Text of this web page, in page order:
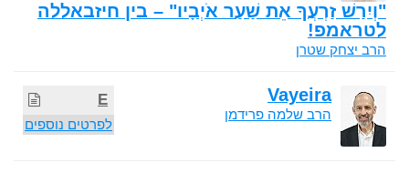
"וְיִרַשׁ זַרְעֲךָ אֵת שַׁעַר אֹיְבָיו" – בין חיזבאללה
לטראמפ!
הרב יצחק שטרן
E
לפרטים נוספים
Vayeira
הרב שלמה פרידמן